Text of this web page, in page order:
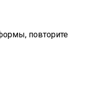
повторите